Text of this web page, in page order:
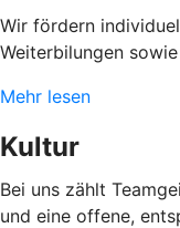
Wir fördern
Weiterbilungen
Mehr lesen
Kultur
Bei uns zählt
und eine offene,